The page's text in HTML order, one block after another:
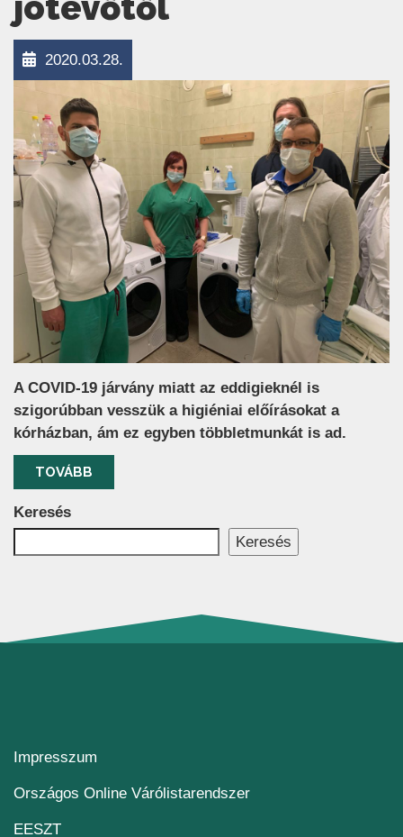
2020.03.28.
A COVID-19 járvány miatt az eddigieknél is
szigorúbban vesszük a higiéniai előírásokat a
kórházban, ám ez egyben többletmunkát is ad.
TOVÁBB
Keresés
Keresés
Impresszum
Országos Online Várólistarendszer(új ablakban nyílik
EESZT(új ablakban nyílik meg)